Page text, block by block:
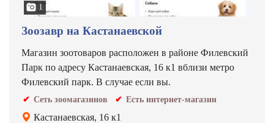
1
Зоозавр на Кастанаевской
Магазин зоотоваров расположен в районе Филевский
Парк по адресу Кастанаевская, 16 к1 вблизи метро
Филевский парк. В случае если вы.
Сеть зоомагазинов Есть интернет-магазин
Кастанаевская, 16 к1